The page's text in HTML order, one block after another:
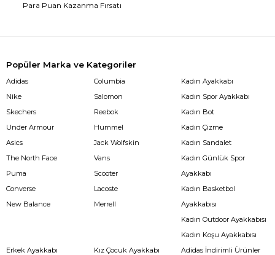
Para Puan Kazanma Fırsatı
Popüler Marka ve Kategoriler
Adidas
Nike
Skechers
Under Armour
Asics
The North Face
Puma
Converse
New Balance
Columbia
Salomon
Reebok
Hummel
Jack Wolfskin
Vans
Scooter
Lacoste
Merrell
Kadın Ayakkabı
Kadın Spor Ayakkabı
Kadın Bot
Kadın Çizme
Kadın Sandalet
Kadın Günlük Spor
Ayakkabı
Kadın Basketbol
Ayakkabısı
Kadın Outdoor Ayakkabısı
Kadın Koşu Ayakkabısı
Erkek Ayakkabı
Kız Çocuk Ayakkabı
Adidas İndirimli Ürünler